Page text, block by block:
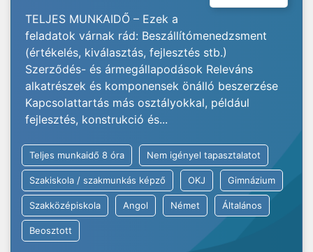
TELJES MUNKAIDŐ – Ezek a
feladatok várnak rád: Beszállítómenedzsment
(értékelés, kiválasztás, fejlesztés stb.)
Szerződés- és ármegállapodások Releváns
alkatrészek és komponensek önálló beszerzése
Kapcsolattartás más osztályokkal, például
fejlesztés, konstrukció és...
Teljes munkaidő 8 óra Nem igényel tapasztalatot
Szakiskola / szakmunkás képző OKJ Gimnázium
Szakközépiskola Angol Német Általános
Beosztott